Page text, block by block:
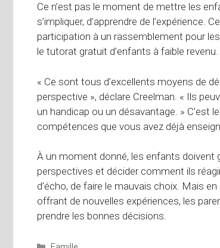
Ce n’est pas le moment de mettre les
s’impliquer, d’apprendre de l’expérience.
participation à un rassemblement pour
le tutorat gratuit d’enfants à faible revenu.
« Ce sont tous d’excellents moyens de
perspective », déclare Creelman. « Ils
un handicap ou un désavantage. » C’est
compétences que vous avez déjà
À un moment donné, les enfants doivent
perspectives et décider comment ils
d’écho, de faire le mauvais choix. Mais
offrant de nouvelles expériences, les
prendre les bonnes décisions.